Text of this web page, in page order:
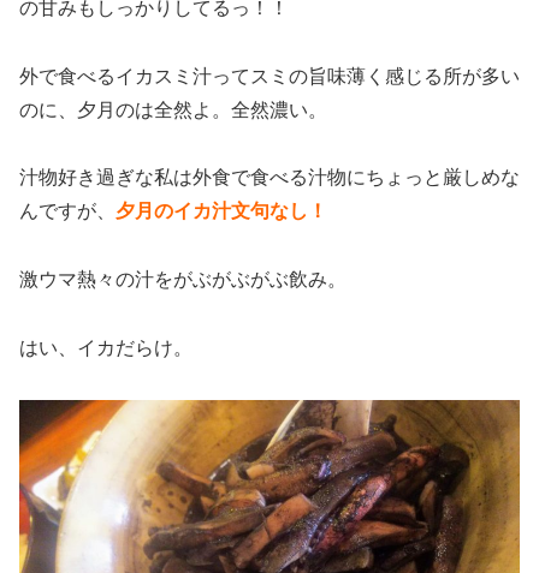
の甘みもしっかりしてるっ！！
外で食べるイカスミ汁ってスミの旨味薄く感じる所が多い
のに、夕月のは全然よ。全然濃い。
汁物好き過ぎな私は外食で食べる汁物にちょっと厳しめな
んですが、 夕月のイカ汁文句なし！
激ウマ熱々の汁をがぶがぶがぶ飲み。
はい、イカだらけ。